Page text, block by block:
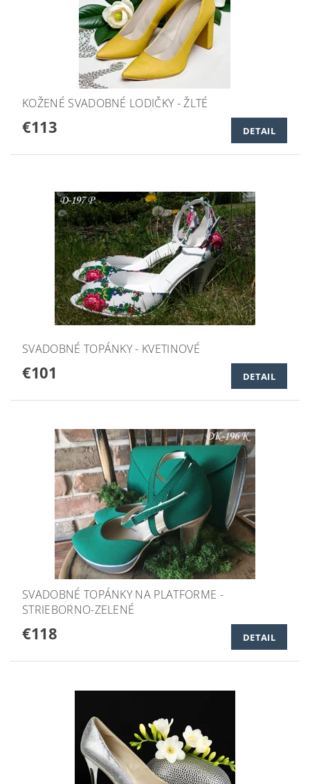
KOŽENÉ SVADOBNÉ LODIČKY - ŽLTÉ
€113 DETAIL
SVADOBNÉ TOPÁNKY - KVETINOVÉ
€101 DETAIL
SVADOBNÉ TOPÁNKY NA PLATFORME -
STRIEBORNO-ZELENÉ
€118 DETAIL